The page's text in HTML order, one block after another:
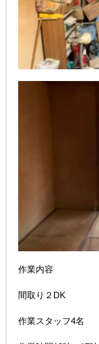
作業内容
間取り２DK
作業スタッフ4名